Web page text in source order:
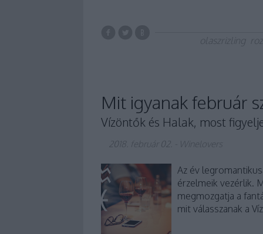
olaszrizling
Mit igyanak február
Vízöntők és Halak, most
2018. február 02. Winelovers
Az év
érzelmeik vezérlik.
megmozgatja a
mit válasszanak a